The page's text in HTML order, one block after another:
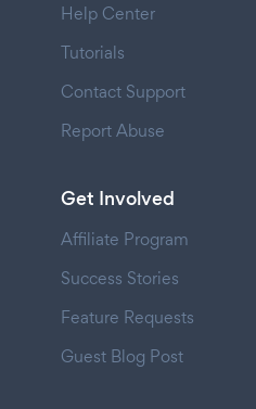
Help Center
Tutorials
Contact Support
Report Abuse
Get Involved
Affiliate Program
Success Stories
Feature Requests
Guest Blog Post